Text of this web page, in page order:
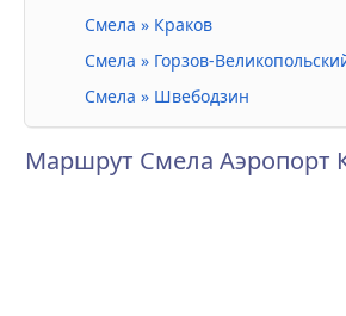
Смела » Краков
Смела » Горзов-
Смела » Швебодзин
Маршрут Смела Аэропорт